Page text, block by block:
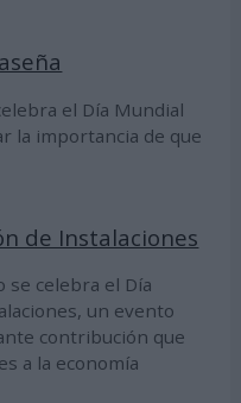
el Día Mundial
la importancia de que
de Instalaciones
se celebra el Día
un evento
contribución que
a la economía